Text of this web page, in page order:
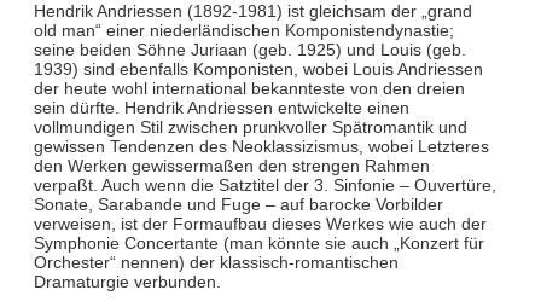
Hendrik Andriessen (1892-1981) ist gleichsam der „grand
old man“ einer niederländischen Komponistendynastie;
seine beiden Söhne Juriaan (geb. 1925) und Louis (geb.
1939) sind ebenfalls Komponisten, wobei Louis Andriessen
der heute wohl international bekannteste von den dreien
sein dürfte. Hendrik Andriessen entwickelte einen
vollmundigen Stil zwischen prunkvoller Spätromantik und
gewissen Tendenzen des Neoklassizismus, wobei Letzteres
den Werken gewissermaßen den strengen Rahmen
verpaßt. Auch wenn die Satztitel der 3. Sinfonie – Ouvertüre,
Sonate, Sarabande und Fuge – auf barocke Vorbilder
verweisen, ist der Formaufbau dieses Werkes wie auch der
Symphonie Concertante (man könnte sie auch „Konzert für
Orchester“ nennen) der klassisch-romantischen
Dramaturgie verbunden.